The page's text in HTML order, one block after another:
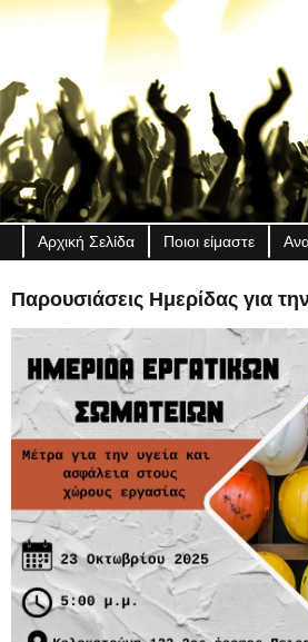
Αρχική Σελίδα Ποιοι είμαστε
Παρουσιάσεις Ημερίδας για